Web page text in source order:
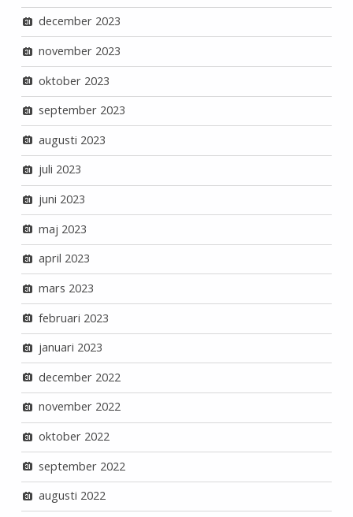
december 2023
november 2023
oktober 2023
september 2023
augusti 2023
juli 2023
juni 2023
maj 2023
april 2023
mars 2023
februari 2023
januari 2023
december 2022
november 2022
oktober 2022
september 2022
augusti 2022